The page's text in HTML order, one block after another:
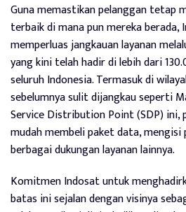
Guna memastikan pelanggan tetap
terbaik di mana pun mereka berada,
memperluas jangkauan layanan
yang kini telah hadir di lebih dari
seluruh Indonesia. Termasuk di
sebelumnya sulit dijangkau seperti
Service Distribution Point (SDP) ini,
mudah membeli paket data, mengisi
berbagai dukungan layanan lainnya.
Komitmen Indosat untuk
batas ini sejalan dengan visinya